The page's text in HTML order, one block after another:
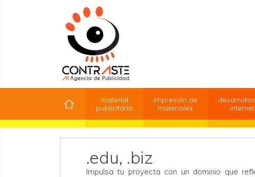
material
publicitario
impresión de
materiales
internet
.edu, .biz
Impulsa tu proyecta con un dominio que